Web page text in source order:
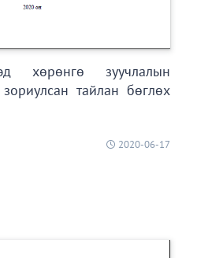
хөрөнгө зуучлалын
зориулсан тайлан бөглөх
2020-06-17